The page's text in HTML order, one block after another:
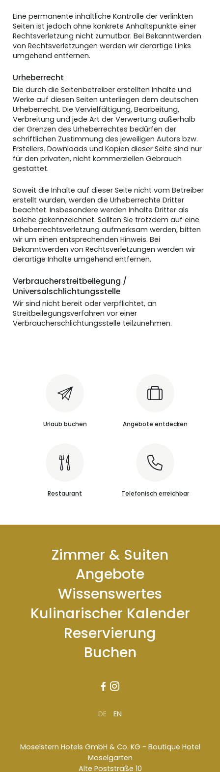
Eine permanente inhaltliche Kontrolle der verlinkten
Seiten ist jedoch ohne konkrete Anhaltspunkte einer
Rechtsverletzung nicht zumutbar. Bei Bekanntwerden
von Rechtsverletzungen werden wir derartige Links
umgehend entfernen.
Urheberrecht
Die durch die Seitenbetreiber erstellten Inhalte und
Werke auf diesen Seiten unterliegen dem deutschen
Urheberrecht. Die Vervielfältigung, Bearbeitung,
Verbreitung und jede Art der Verwertung außerhalb
der Grenzen des Urheberrechtes bedürfen der
schriftlichen Zustimmung des jeweiligen Autors bzw.
Erstellers. Downloads und Kopien dieser Seite sind nur
für den privaten, nicht kommerziellen Gebrauch
gestattet.
Soweit die Inhalte auf dieser Seite nicht vom Betreiber
erstellt wurden, werden die Urheberrechte Dritter
beachtet. Insbesondere werden Inhalte Dritter als
solche gekennzeichnet. Sollten Sie trotzdem auf eine
Urheberrechtsverletzung aufmerksam werden, bitten
wir um einen entsprechenden Hinweis. Bei
Bekanntwerden von Rechtsverletzungen werden wir
derartige Inhalte umgehend entfernen.
Verbraucherstreitbeilegung /
Universalschlichtungsstelle
Wir sind nicht bereit oder verpflichtet, an
Streitbeilegungsverfahren vor einer
Verbraucherschlichtungsstelle teilzunehmen.
Urlaub buchen Angebote entdecken
Restaurant Telefonisch erreichbar
Zimmer & Suiten
Angebote
Wissenswertes
Kulinarischer Kalender
Reservierung
Buchen
 
DE EN
Moselstern Hotels GmbH & Co. KG - Boutique Hotel
Moselgarten
Alte Poststraße 10